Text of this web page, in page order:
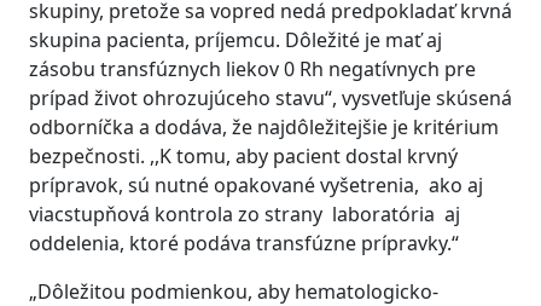
skupiny, pretože sa vopred nedá predpokladať krvná
skupina pacienta, príjemcu. Dôležité je mať aj
zásobu transfúznych liekov 0 Rh negatívnych pre
prípad život ohrozujúceho stavu“, vysvetľuje skúsená
odborníčka a dodáva, že najdôležitejšie je kritérium
bezpečnosti. ,,K tomu, aby pacient dostal krvný
prípravok, sú nutné opakované vyšetrenia, ako aj
viacstupňová kontrola zo strany laboratória aj
oddelenia, ktoré podáva transfúzne prípravky.“
„Dôležitou podmienkou, aby hematologicko-